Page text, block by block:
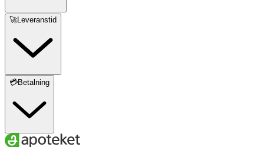
🚀Leveranstid
💳Betalning